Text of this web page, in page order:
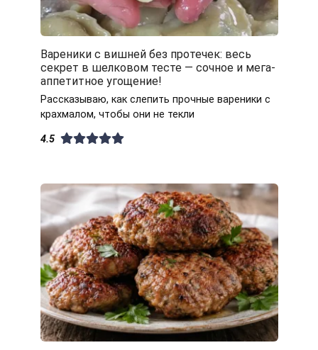
Вареники с вишней без протечек: весь
секрет в шелковом тесте — сочное и мега-
аппетитное угощение!
Рассказываю, как слепить прочные вареники с
крахмалом, чтобы они не текли
4.5